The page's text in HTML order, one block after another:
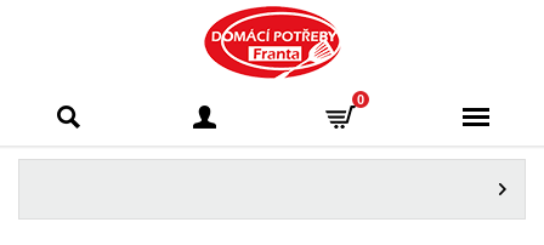
Franta - Příbram
0